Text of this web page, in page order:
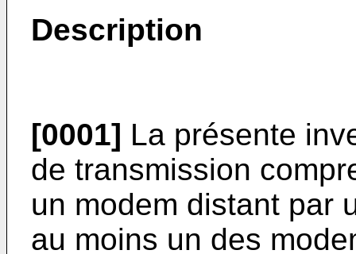
Description
[0001] La présente
de transmission
un modem distant par
au moins un des